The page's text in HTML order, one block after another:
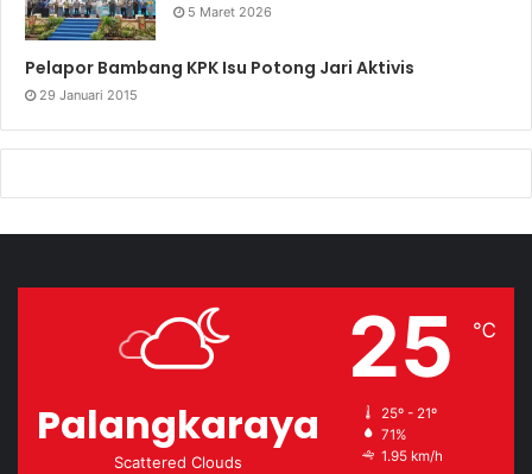
5 Maret 2026
Pelapor Bambang KPK Isu Potong Jari Aktivis
29 Januari 2015
Palangkaraya
Scattered Clouds
25 ℃
25º - 21º
71%
1.95 km/h